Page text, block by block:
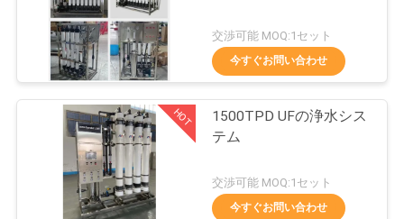
ト
容器式逆オスモース
システム
28
交渉可能 MOQ:1セット
今すぐお問い合わせ
HOT
1500TPD UFの浄水シス
テム
交渉可能 MOQ:1セット
今すぐお問い合わせ